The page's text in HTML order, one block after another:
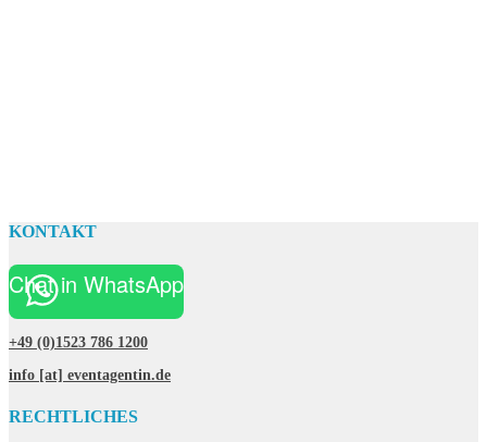
KONTAKT
Chat in WhatsApp
+49 (0)1523 786 1200
info [at] eventagentin.de
RECHTLICHES